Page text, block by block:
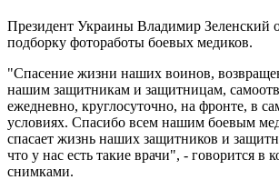
Президент Украины Владимир Зеленский
подборку фотоработы боевых медиков.
"Спасение жизни наших воинов,
нашим защитникам и защитницам,
ежедневно, круглосуточно, на фронте, в
условиях. Спасибо всем нашим боевым
спасает жизнь наших защитников и
что у нас есть такие врачи", - говорится в
снимками.